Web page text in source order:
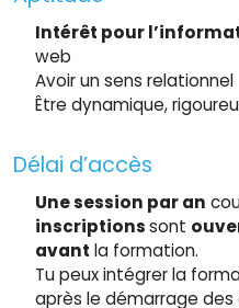
Intérêt pour
web
Avoir un sens relationnel
Être dynamique,
Délai d’accès
Une session par an
inscriptionssont
avant la formation.
Tu peux intégrer la
après le démarrage des